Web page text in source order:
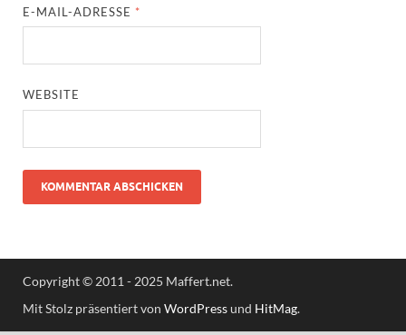
E-MAIL-ADRESSE *
WEBSITE
Copyright © 2011 - 2025 Maffert.net.
Mit Stolz präsentiert von WordPressund HitMag.